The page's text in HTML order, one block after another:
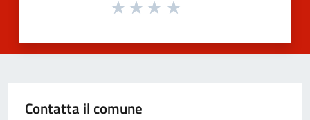
Contatta il comune